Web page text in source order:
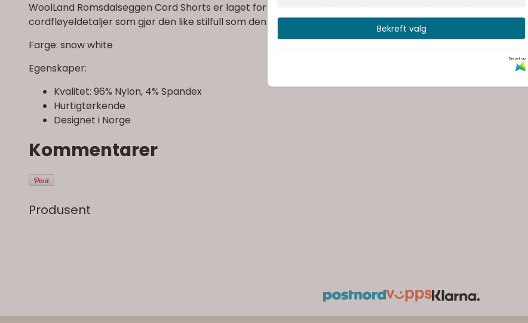
WoolLand Romsdalseggen Cord Shorts er laget for aktive jenter. Shortsen er sydd i et mykt, teknisk
cordfløyeldetaljer som gjør den like stilfull som den er funksjonell.
Farge: snow white
Egenskaper:
Kvalitet: 96% Nylon, 4% Spandex
Hurtigtørkende
Designet i Norge
Kommentarer
Produsent
Bekreft valg
Drevet av